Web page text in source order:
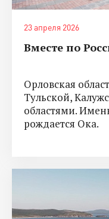
23 апреля 2026
Вместе по
Орловская
Тульской,
областями.
рождается Ока.